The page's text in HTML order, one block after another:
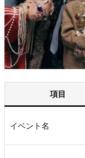
項目
イベント名